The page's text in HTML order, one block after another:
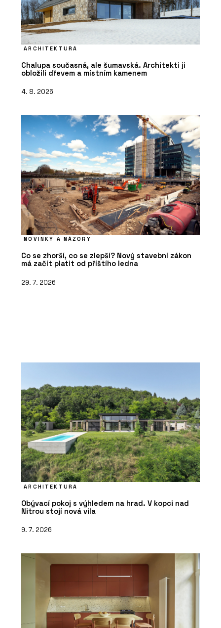
ARCHITEKTURA
Chalupa současná, ale šumavská. Architekti ji
obložili dřevem a místním kamenem
4. 8. 2026
NOVINKY A NÁZORY
Co se zhorší, co se zlepší? Nový stavební zákon
má začít platit od příštího ledna
29. 7. 2026
ARCHITEKTURA
Obývací pokoj s výhledem na hrad. V kopci nad
Nitrou stojí nová vila
9. 7. 2026